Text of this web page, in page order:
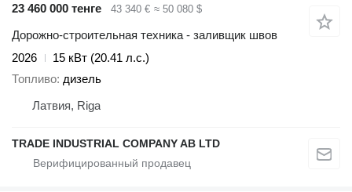
23 460 000 тенге 43 340 € ≈ 50 080 $
Дорожно-строительная техника - заливщик швов
2026
15 кВт (20.41 л.с.)
Топливо дизель
Латвия, Riga
TRADE INDUSTRIAL COMPANY AB LTD